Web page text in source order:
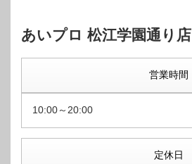
あいプロ 松江学園通り店
営業時間
10:00～20:00
定休日